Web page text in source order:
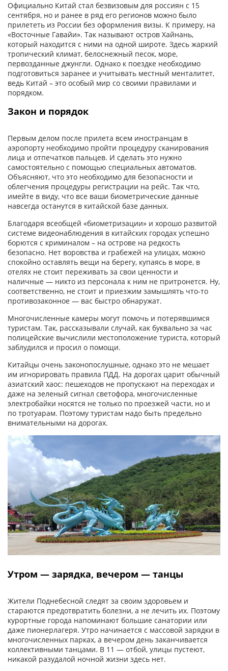
Официально Китай стал безвизовым для россиян с 15
сентября, но и ранее в ряд его регионов можно было
прилететь из России без оформления визы. К примеру, на
«Восточные Гавайи». Так называют остров Хайнань,
который находится с ними на одной широте. Здесь жаркий
тропический климат, белоснежный песок, море,
первозданные джунгли. Однако к поездке необходимо
подготовиться заранее и учитывать местный менталитет,
ведь Китай – это особый мир со своими правилами и
порядком.
Закон и порядок
Первым делом после прилета всем иностранцам в
аэропорту необходимо пройти процедуру сканирования
лица и отпечатков пальцев. И сделать это нужно
самостоятельно с помощью специальных автоматов.
Объясняют, что это необходимо для безопасности и
облегчения процедуры регистрации на рейс. Так что,
имейте в виду, что все ваши биометрические данные
навсегда останутся в китайской базе данных.
Благодаря всеобщей «биометризации» и хорошо развитой
системе видеонаблюдения в китайских городах успешно
борются с криминалом – на острове на редкость
безопасно. Нет воровства и грабежей на улицах, можно
спокойно оставлять вещи на берегу, купаясь в море, в
отелях не стоит переживать за свои ценности и
наличные — никто из персонала к ним не притронется. Ну,
соответственно, не стоит и приезжим замышлять что-то
противозаконное — вас быстро обнаружат.
Многочисленные камеры могут помочь и потерявшимся
туристам. Так, рассказывали случай, как буквально за час
полицейские вычислили местоположение туриста, который
заблудился и просил о помощи.
Китайцы очень законопослушные, однако это не мешает
им игнорировать правила ПДД. На дорогах царит обычный
азиатский хаос: пешеходов не пропускают на переходах и
даже на зеленый сигнал светофора, многочисленные
электробайки носятся не только по проезжей части, но и
по тротуарам. Поэтому туристам надо быть предельно
внимательными на дорогах.
Утром — зарядка, вечером — танцы
Жители Поднебесной следят за своим здоровьем и
стараются предотвратить болезни, а не лечить их. Поэтому
курортные города напоминают большие санатории или
даже пионерлагеря. Утро начинается с массовой зарядки в
многочисленных парках, а вечером день заканчивается
коллективными танцами. В 11 — отбой, улицы пустеют,
никакой разудалой ночной жизни здесь нет.